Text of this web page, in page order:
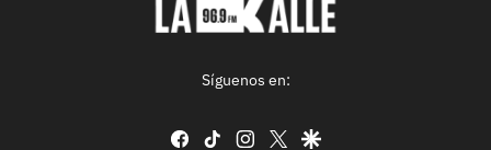
Síguenos en:
facebook
tiktok instagram
twittergoogle